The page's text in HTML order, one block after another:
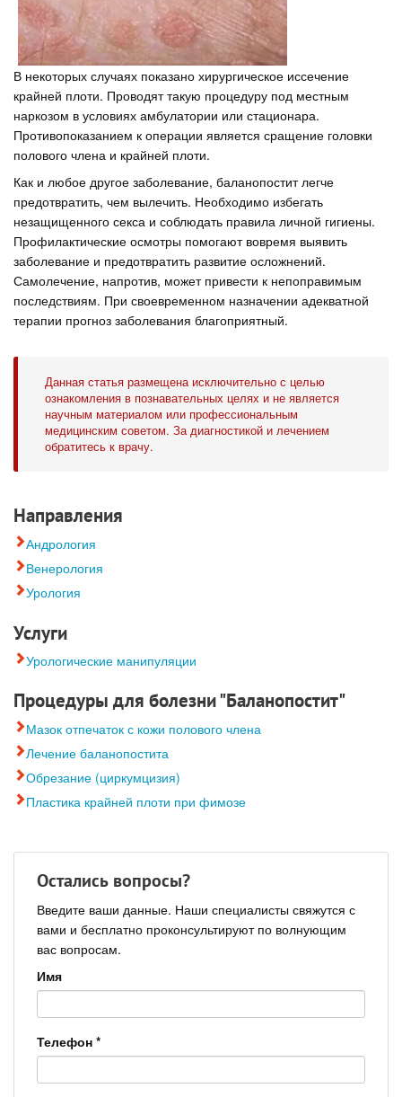
В некоторых случаях показано хирургическое иссечение
крайней плоти. Проводят такую процедуру под местным
наркозом в условиях амбулатории или стационара.
Противопоказанием к операции является сращение головки
полового члена и крайней плоти.
Как и любое другое заболевание, баланопостит легче
предотвратить, чем вылечить. Необходимо избегать
незащищенного секса и соблюдать правила личной гигиены.
Профилактические осмотры помогают вовремя выявить
заболевание и предотвратить развитие осложнений.
Самолечение, напротив, может привести к непоправимым
последствиям. При своевременном назначении адекватной
терапии прогноз заболевания благоприятный.
Данная статья размещена исключительно с целью
ознакомления в познавательных целях и не является
научным материалом или профессиональным
медицинским советом. За диагностикой и лечением
обратитесь к врачу.
Направления
Андрология
Венерология
Урология
Услуги
Урологические манипуляции
Процедуры для болезни "Баланопостит"
Мазок отпечаток с кожи полового члена
Лечение баланопостита
Обрезание (циркумцизия)
Пластика крайней плоти при фимозе
Остались вопросы?
Введите ваши данные. Наши специалисты свяжутся с
вами и бесплатно проконсультируют по волнующим
вас вопросам.
Имя
Телефон *